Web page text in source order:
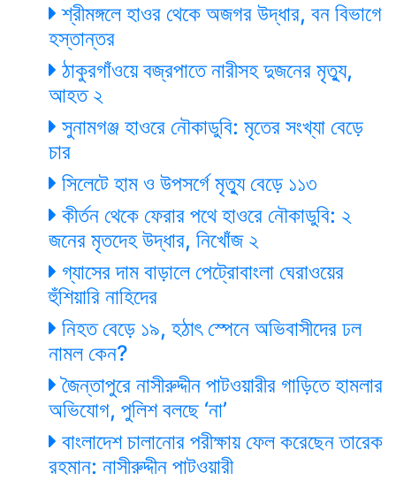
শ্রীমঙ্গলে হাওর থেকে অজগর উদ্ধার, বন বিভাগে
হস্তান্তর
ঠাকুরগাঁওয়ে বজ্রপাতে নারীসহ দুজনের মৃত্যু,
আহত ২
সুনামগঞ্জ হাওরে নৌকাডুবি: মৃতের সংখ্যা বেড়ে
চার
সিলেটে হাম ও উপসর্গে মৃত্যু বেড়ে ১১৩
কীর্তন থেকে ফেরার পথে হাওরে নৌকাডুবি: ২
জনের মৃতদেহ উদ্ধার, নিখোঁজ ২
গ্যাসের দাম বাড়ালে পেট্রোবাংলা ঘেরাওয়ের
হুঁশিয়ারি নাহিদের
নিহত বেড়ে ১৯, হঠাৎ স্পেনে অভিবাসীদের ঢল
নামল কেন?
জৈন্তাপুরে নাসীরুদ্দীন পাটওয়ারীর গাড়িতে হামলার
অভিযোগ, পুলিশ বলছে ‘না’
বাংলাদেশ চালানোর পরীক্ষায় ফেল করেছেন তারেক
রহমান: নাসীরুদ্দীন পাটওয়ারী